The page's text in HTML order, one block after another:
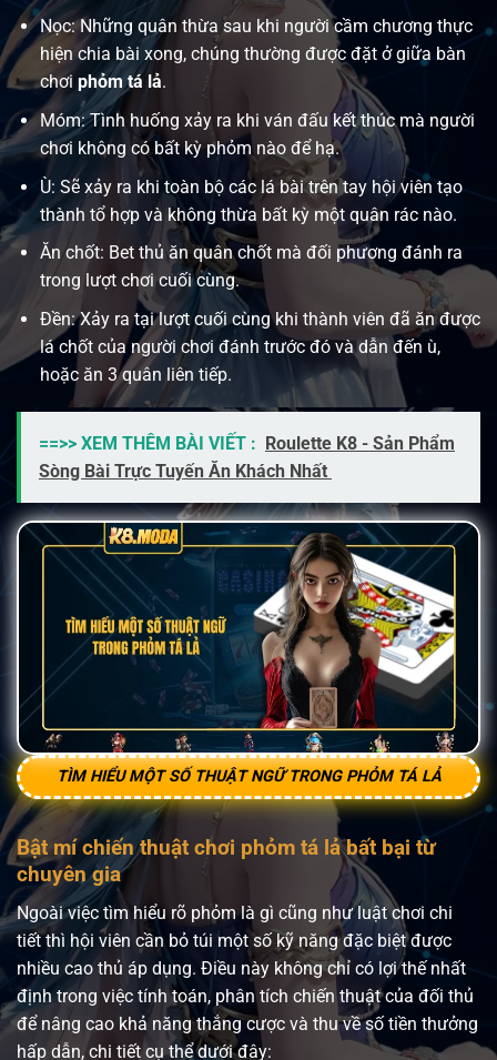
Nọc: Những quân thừa sau khi người cầm chương thực
hiện chia bài xong, chúng thường được đặt ở giữa bàn
chơi phỏm tá lả.
Móm: Tình huống xảy ra khi ván đấu kết thúc mà người
chơi không có bất kỳ phỏm nào để hạ.
Ù: Sẽ xảy ra khi toàn bộ các lá bài trên tay hội viên tạo
thành tổ hợp và không thừa bất kỳ một quân rác nào.
Ăn chốt: Bet thủ ăn quân chốt mà đối phương đánh ra
trong lượt chơi cuối cùng.
Đền: Xảy ra tại lượt cuối cùng khi thành viên đã ăn được
lá chốt của người chơi đánh trước đó và dẫn đến ù,
hoặc ăn 3 quân liên tiếp.
==>> XEM THÊM BÀI VIẾT : Roulette K8 - Sản Phẩm
Sòng Bài Trực Tuyến Ăn Khách Nhất
TÌM HIỂU MỘT SỐ THUẬT NGỮ TRONG PHỎM TÁ LẢ
Bật mí chiến thuật chơi phỏm tá lả bất bại từ
chuyên gia
Ngoài việc tìm hiểu rõ phỏm là gì cũng như luật chơi chi
tiết thì hội viên cần bỏ túi một số kỹ năng đặc biệt được
nhiều cao thủ áp dụng. Điều này không chỉ có lợi thế nhất
định trong việc tính toán, phân tích chiến thuật của đối thủ
để nâng cao khả năng thắng cược và thu về số tiền thưởng
hấp dẫn, chi tiết cụ thể dưới đây: